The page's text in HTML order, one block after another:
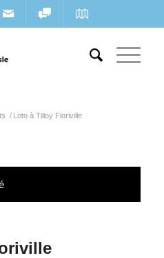
/ Loto à Tilloy Floriville